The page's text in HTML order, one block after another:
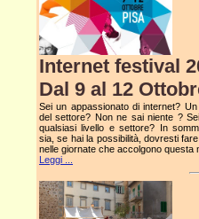
Internet festival
Dal 9 al 12
Sei un appassionato di internet?
del settore? Non ne sai niente ?
qualsiasi livello e settore? In
sia, se hai la possibilità, dovresti
nelle giornate che accolgono questa
Leggi ...